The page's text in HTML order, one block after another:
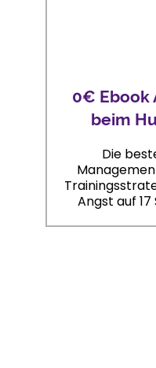
0€ Ebook
beim
Die
Angst auf 17